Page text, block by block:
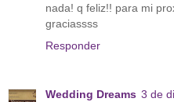
nada! q feliz!! para mi
graciassss
Responder
Wedding Dreams 3 de